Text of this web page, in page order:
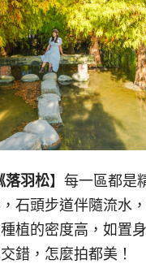
落羽松】每一區都是
石頭步道伴隨流水
植的密度高，如置
錯，怎麼拍都美！